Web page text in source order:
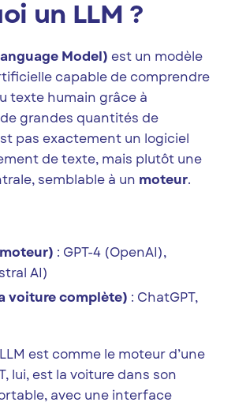
un LLM ?
Model) est un modèle
capable de comprendre
texte humain grâce à
grandes quantités de
pas exactement un logiciel
de texte, mais plutôt une
semblable à un moteur.
: GPT-4 (OpenAI),
AI)
voiture complète) : ChatGPT,
est comme le moteur d’une
lui, est la voiture dans son
avec une interface